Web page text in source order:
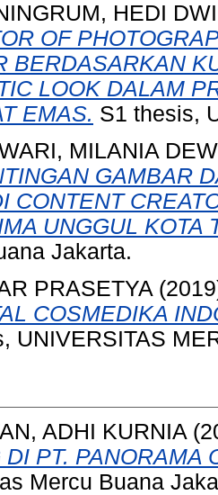
HEDI
OF
BERDASARKAN
LOOK DALAM
EMAS. S1 thesis,
MILANIA
GAMBAR
CONTENT
UNGGUL KOTA
Jakarta.
PRASETYA
COSMEDIKA
UNIVERSITAS
ADHI KURNIA
DI PT. PANORAMA
Mercu Buana